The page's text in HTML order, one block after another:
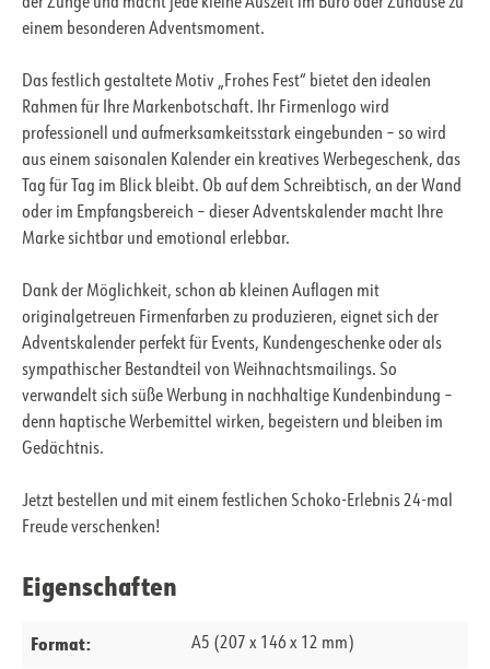
der Zunge und macht jede kleine Auszeit im Büro oder Zuhause zu
einem besonderen Adventsmoment.
Das festlich gestaltete Motiv „Frohes Fest“ bietet den idealen
Rahmen für Ihre Markenbotschaft. Ihr Firmenlogo wird
professionell und aufmerksamkeitsstark eingebunden – so wird
aus einem saisonalen Kalender ein kreatives Werbegeschenk, das
Tag für Tag im Blick bleibt. Ob auf dem Schreibtisch, an der Wand
oder im Empfangsbereich – dieser Adventskalender macht Ihre
Marke sichtbar und emotional erlebbar.
Dank der Möglichkeit, schon ab kleinen Auflagen mit
originalgetreuen Firmenfarben zu produzieren, eignet sich der
Adventskalender perfekt für Events, Kundengeschenke oder als
sympathischer Bestandteil von Weihnachtsmailings. So
verwandelt sich süße Werbung in nachhaltige Kundenbindung –
denn haptische Werbemittel wirken, begeistern und bleiben im
Gedächtnis.
Jetzt bestellen und mit einem festlichen Schoko-Erlebnis 24-mal
Freude verschenken!
Eigenschaften
Format: A5 (207 x 146 x 12 mm)